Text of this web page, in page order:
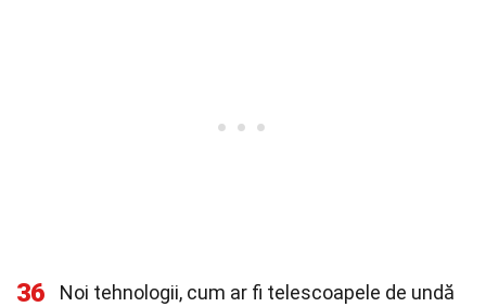
36
Noi tehnologii, cum ar fi telescoapele de undă